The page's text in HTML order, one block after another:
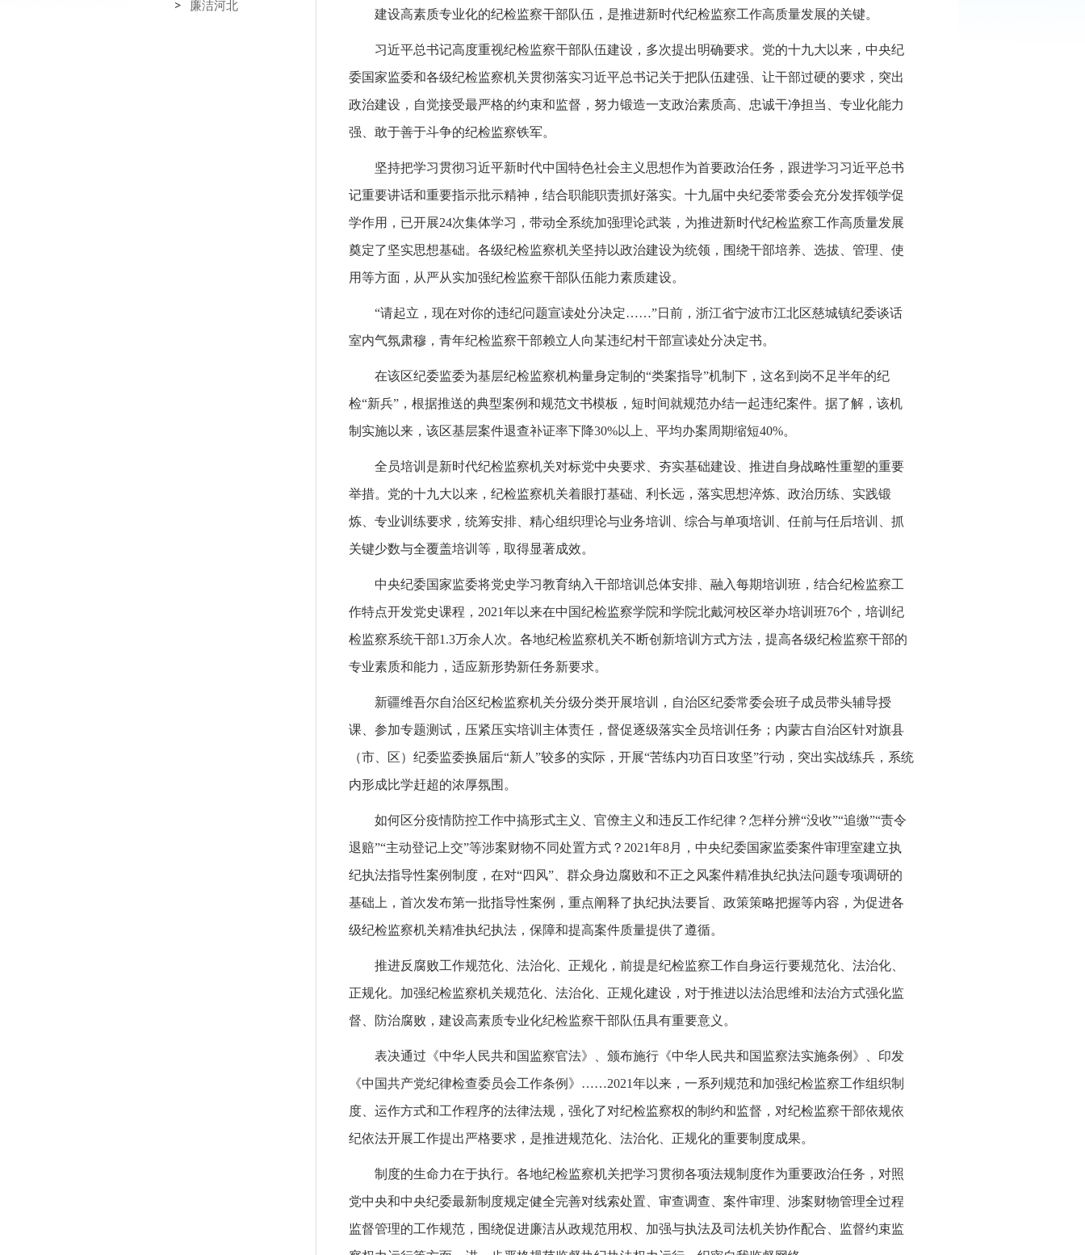
廉洁河北
建设高素质专业化的纪检监察干部队伍，是推进新时代纪检监察工作高质量发展的关键。
习近平总书记高度重视纪检监察干部队伍建设，多次提出明确要求。党的十九大以来，中央纪
委国家监委和各级纪检监察机关贯彻落实习近平总书记关于把队伍建强、让干部过硬的要求，突出
政治建设，自觉接受最严格的约束和监督，努力锻造一支政治素质高、忠诚干净担当、专业化能力
强、敢于善于斗争的纪检监察铁军。
坚持把学习贯彻习近平新时代中国特色社会主义思想作为首要政治任务，跟进学习习近平总书
记重要讲话和重要指示批示精神，结合职能职责抓好落实。十九届中央纪委常委会充分发挥领学促
学作用，已开展24次集体学习，带动全系统加强理论武装，为推进新时代纪检监察工作高质量发展
奠定了坚实思想基础。各级纪检监察机关坚持以政治建设为统领，围绕干部培养、选拔、管理、使
用等方面，从严从实加强纪检监察干部队伍能力素质建设。
“请起立，现在对你的违纪问题宣读处分决定……”日前，浙江省宁波市江北区慈城镇纪委谈话
室内气氛肃穆，青年纪检监察干部赖立人向某违纪村干部宣读处分决定书。
在该区纪委监委为基层纪检监察机构量身定制的“类案指导”机制下，这名到岗不足半年的纪
检“新兵”，根据推送的典型案例和规范文书模板，短时间就规范办结一起违纪案件。据了解，该机
制实施以来，该区基层案件退查补证率下降30%以上、平均办案周期缩短40%。
全员培训是新时代纪检监察机关对标党中央要求、夯实基础建设、推进自身战略性重塑的重要
举措。党的十九大以来，纪检监察机关着眼打基础、利长远，落实思想淬炼、政治历练、实践锻
炼、专业训练要求，统筹安排、精心组织理论与业务培训、综合与单项培训、任前与任后培训、抓
关键少数与全覆盖培训等，取得显著成效。
中央纪委国家监委将党史学习教育纳入干部培训总体安排、融入每期培训班，结合纪检监察工
作特点开发党史课程，2021年以来在中国纪检监察学院和学院北戴河校区举办培训班76个，培训纪
检监察系统干部1.3万余人次。各地纪检监察机关不断创新培训方式方法，提高各级纪检监察干部的
专业素质和能力，适应新形势新任务新要求。
新疆维吾尔自治区纪检监察机关分级分类开展培训，自治区纪委常委会班子成员带头辅导授
课、参加专题测试，压紧压实培训主体责任，督促逐级落实全员培训任务；内蒙古自治区针对旗县
（市、区）纪委监委换届后“新人”较多的实际，开展“苦练内功百日攻坚”行动，突出实战练兵，系统
内形成比学赶超的浓厚氛围。
如何区分疫情防控工作中搞形式主义、官僚主义和违反工作纪律？怎样分辨“没收”“追缴”“责令
退赔”“主动登记上交”等涉案财物不同处置方式？2021年8月，中央纪委国家监委案件审理室建立执
纪执法指导性案例制度，在对“四风”、群众身边腐败和不正之风案件精准执纪执法问题专项调研的
基础上，首次发布第一批指导性案例，重点阐释了执纪执法要旨、政策策略把握等内容，为促进各
级纪检监察机关精准执纪执法，保障和提高案件质量提供了遵循。
推进反腐败工作规范化、法治化、正规化，前提是纪检监察工作自身运行要规范化、法治化、
正规化。加强纪检监察机关规范化、法治化、正规化建设，对于推进以法治思维和法治方式强化监
督、防治腐败，建设高素质专业化纪检监察干部队伍具有重要意义。
表决通过《中华人民共和国监察官法》、颁布施行《中华人民共和国监察法实施条例》、印发
《中国共产党纪律检查委员会工作条例》……2021年以来，一系列规范和加强纪检监察工作组织制
度、运作方式和工作程序的法律法规，强化了对纪检监察权的制约和监督，对纪检监察干部依规依
纪依法开展工作提出严格要求，是推进规范化、法治化、正规化的重要制度成果。
制度的生命力在于执行。各地纪检监察机关把学习贯彻各项法规制度作为重要政治任务，对照
党中央和中央纪委最新制度规定健全完善对线索处置、审查调查、案件审理、涉案财物管理全过程
监督管理的工作规范，围绕促进廉洁从政规范用权、加强与执法及司法机关协作配合、监督约束监